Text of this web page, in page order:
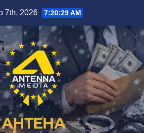
7th, 2026 7:20:30 AM
АНТЕНА